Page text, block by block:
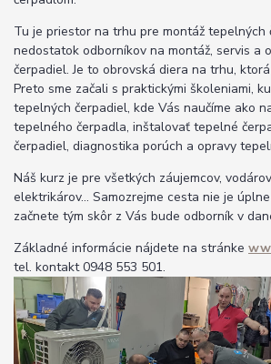
Tu je priestor na trhu pre montáž tepelných
nedostatok odborníkov na montáž, servis a
čerpadiel. Je to obrovská diera na trhu,
Preto sme začali s praktickými školeniami,
tepelných čerpadiel, kde Vás naučíme ako
tepelného čerpadla, inštalovať tepelné
čerpadiel, diagnostika porúch a opravy
Náš kurz je pre všetkých záujemcov,
elektrikárov... Samozrejme cesta nie je
začnete tým skôr z Vás bude odborník v
Základné informácie nájdete na stránke
tel. kontakt 0948 553 501.